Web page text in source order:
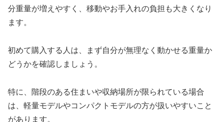
分重量が増えやすく、移動やお手入れの負担も大きくなり
ます。
初めて購入する人は、まず自分が無理なく動かせる重量か
どうかを確認しましょう。
特に、階段のある住まいや収納場所が限られている場合
は、軽量モデルやコンパクトモデルの方が扱いやすいこと
があります。